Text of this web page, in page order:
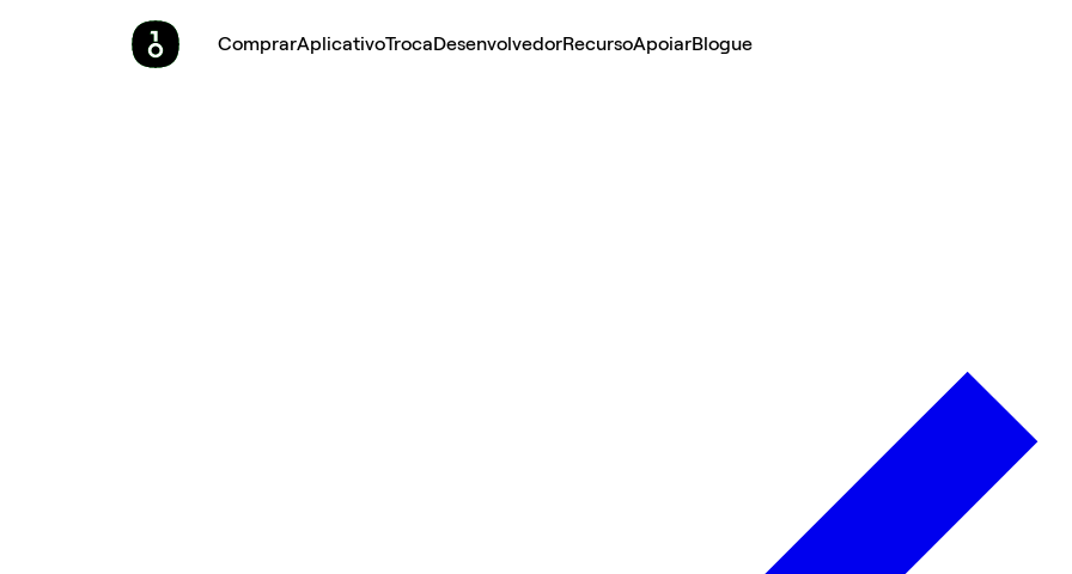
ComprarAplicativoTrocaDesenvolvedorRecursoApoiarBlogue